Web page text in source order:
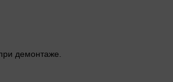
демонтаже.